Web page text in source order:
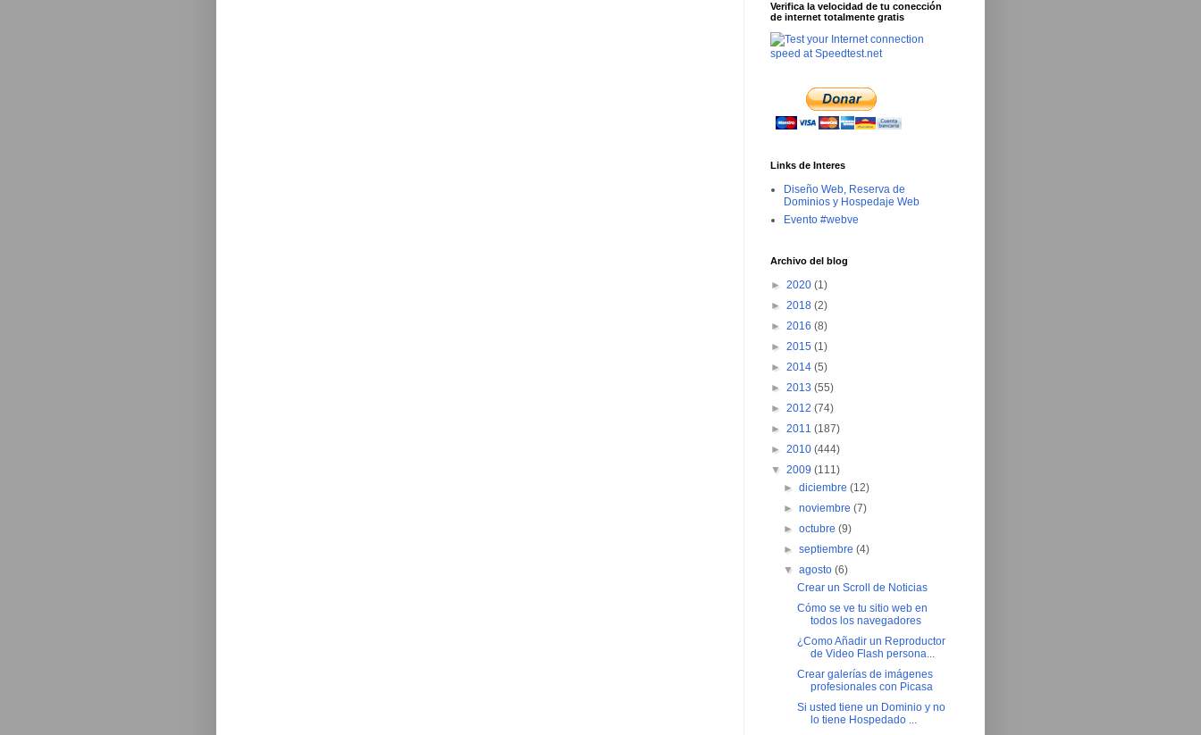
Verifica la velocidad de tu conección
de internet totalmente gratis
Links de Interes
Diseño Web, Reserva de
Dominios y Hospedaje Web
Evento #webve
Archivo del blog
► 2020 (1)
► 2018 (2)
► 2016 (8)
► 2015 (1)
► 2014 (5)
► 2013 (55)
► 2012 (74)
► 2011 (187)
► 2010 (444)
▼ 2009 (111)
►diciembre(12)
►noviembre(7)
►octubre(9)
►septiembre(4)
▼agosto(6)
Crear un Scroll de Noticias
Cómo se ve tu sitio web en
todos los navegadores
¿Como Añadir un Reproductor
de Video Flash persona...
Crear galerías de imágenes
profesionales con Picasa
Si usted tiene un Dominio y no
lo tiene Hospedado ...